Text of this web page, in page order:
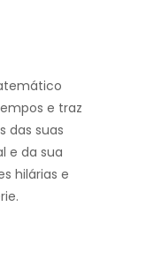
e traz
das suas
e da sua
hilárias e